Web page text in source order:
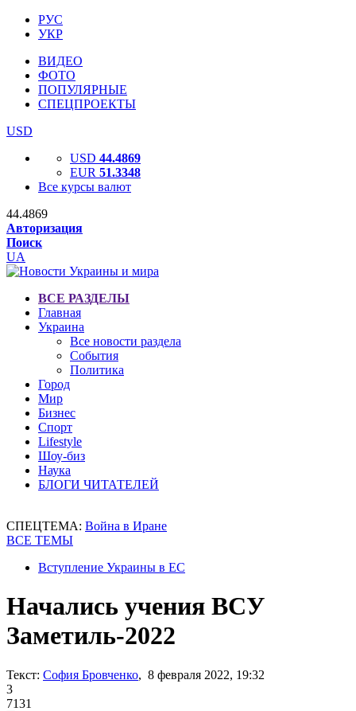
РУС
УКР
ВИДЕО
ФОТО
ПОПУЛЯРНЫЕ
СПЕЦПРОЕКТЫ
USD
USD 44.4869
EUR 51.3348
Все курсы валют
44.4869
Авторизация
Поиск
UA
ВСЕ РАЗДЕЛЫ
Главная
Украина
Все новости раздела
События
Политика
Город
Мир
Бизнес
Спорт
Lifestyle
Шоу-биз
Наука
БЛОГИ ЧИТАТЕЛЕЙ
СПЕЦТЕМА: Война в Иране
ВСЕ ТЕМЫ
Вступление Украины в ЕС
Начались учения ВСУ
Заметиль-2022
Текст: София Бровченко, 8 февраля 2022, 19:32
3
7131